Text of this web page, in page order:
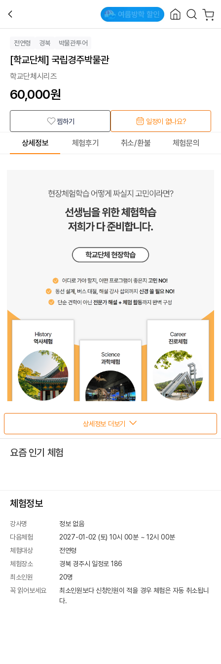
전연령 경북 박물관투어
[학교단체] 국립경주박물관
학교단체시리즈
60,000원
찜하기 일정이 없나요?
상세정보 체험후기 취소/환불 체험문의
상세정보 더보기
요즘 인기 체험
체험정보
강사명
정보 없음
다음체험
2027-01-02 (토) 10시 00분~ 12시 00분
체험대상
전연령
체험장소
경북 경주시 일정로 186
최소인원
20명
꼭 읽어보세요
최소인원보다 신청인원이 적을 경우 체험은 자동 취소됩니
다.